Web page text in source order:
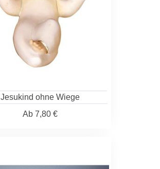
Jesukind ohne Wiege
Ab7,80 €